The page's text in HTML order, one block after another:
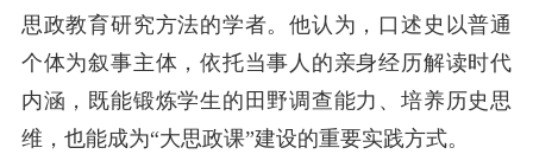
思政教育研究方法的学者。他认为，口述史以普通
个体为叙事主体，依托当事人的亲身经历解读时代
内涵，既能锻炼学生的田野调查能力、培养历史思
维，也能成为“大思政课”建设的重要实践方式。